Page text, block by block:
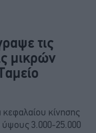
τις
μικρών
κίνησης
3.000-25.000